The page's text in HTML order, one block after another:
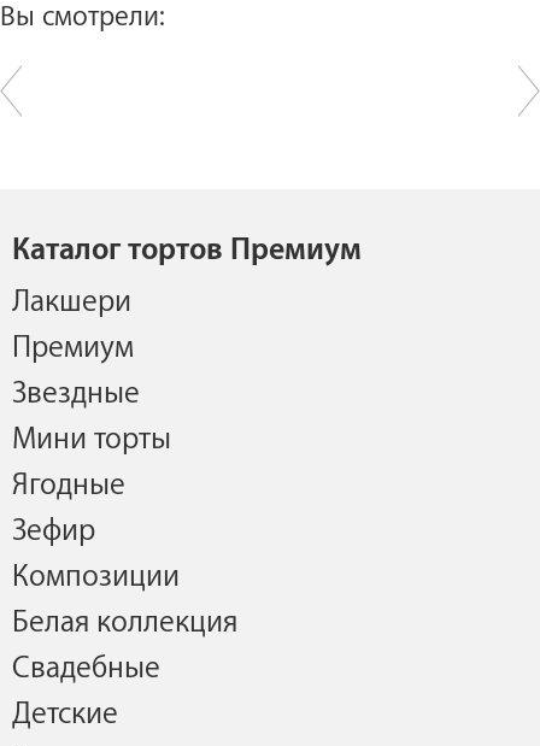
Вы смотрели:
Каталог тортов Премиум
Лакшери
Премиум
Звездные
Мини торты
Ягодные
Зефир
Композиции
Белая коллекция
Свадебные
Детские